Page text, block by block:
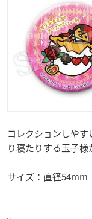
コレクションしや
り寝たりする玉子様
サイズ：直径54mm